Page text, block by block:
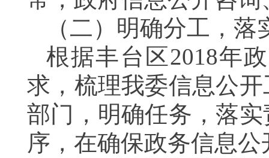
（二）明确分工，落
根据丰台区2018年
求，梳理我委信息公
部门，明确任务，落
序，在确保政务信息